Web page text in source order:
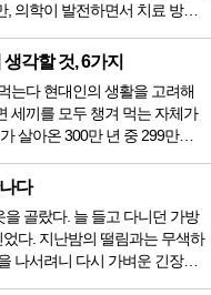
의학이 발전하면서 치료 방법
하나 더 추가되었습니다. 중입
이나 독일 등 중입자 치료기가
받았지만 얼마 전 국내 도입 후
자 치료기가 가동되었습니다.
환자가 중입자 치료를 받을 수
각할 것, 6가지
는다 현대인의 생활을 고려해
세끼를 모두 챙겨 먹는 자체가
살아온 300만 년 중 299만
한다. 게다가 밤늦은 시간까지
없는데도 ‘아침을 먹어야 하루
로잡혀 억지로 먹는 경우가 많
이 보내는 신호다. 즉 먹어도 소
으면 혈액 안에 잉여물...
다
골랐다. 늘 들고 다니던 가방
다. 지난밤의 떨림과는 무색하
나서려니 다시 가벼운 긴장감